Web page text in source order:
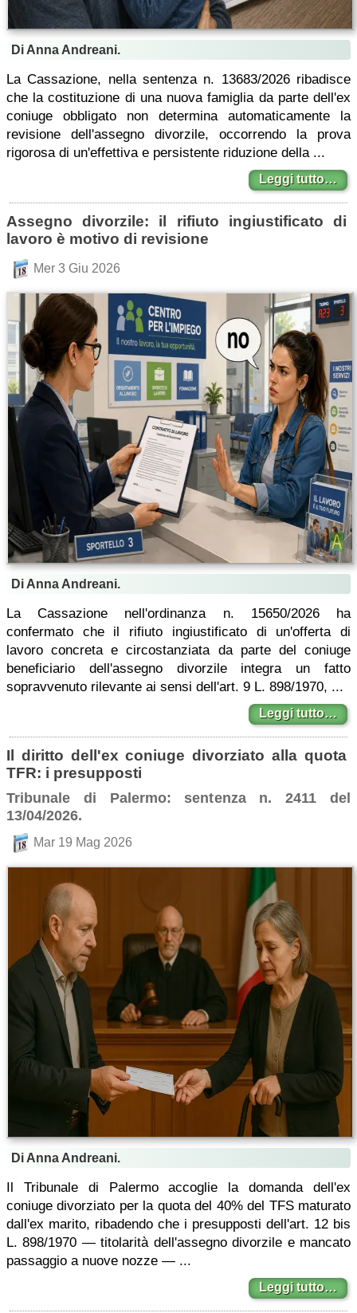
Di Anna Andreani.
La Cassazione, nella sentenza n. 13683/2026 ribadisce
che la costituzione di una nuova famiglia da parte dell'ex
coniuge obbligato non determina automaticamente la
revisione dell'assegno divorzile, occorrendo la prova
rigorosa di un'effettiva e persistente riduzione della ...
Leggi tutto…
Assegno divorzile: il rifiuto ingiustificato di
lavoro è motivo di revisione
Mer 3 Giu 2026
Di Anna Andreani.
La Cassazione nell'ordinanza n. 15650/2026 ha
confermato che il rifiuto ingiustificato di un'offerta di
lavoro concreta e circostanziata da parte del coniuge
beneficiario dell'assegno divorzile integra un fatto
sopravvenuto rilevante ai sensi dell'art. 9 L. 898/1970, ...
Leggi tutto…
Il diritto dell'ex coniuge divorziato alla quota
TFR: i presupposti
Tribunale di Palermo: sentenza n. 2411 del
13/04/2026.
Mar 19 Mag 2026
Di Anna Andreani.
Il Tribunale di Palermo accoglie la domanda dell'ex
coniuge divorziato per la quota del 40% del TFS maturato
dall'ex marito, ribadendo che i presupposti dell'art. 12 bis
L. 898/1970 — titolarità dell'assegno divorzile e mancato
passaggio a nuove nozze — ...
Leggi tutto…